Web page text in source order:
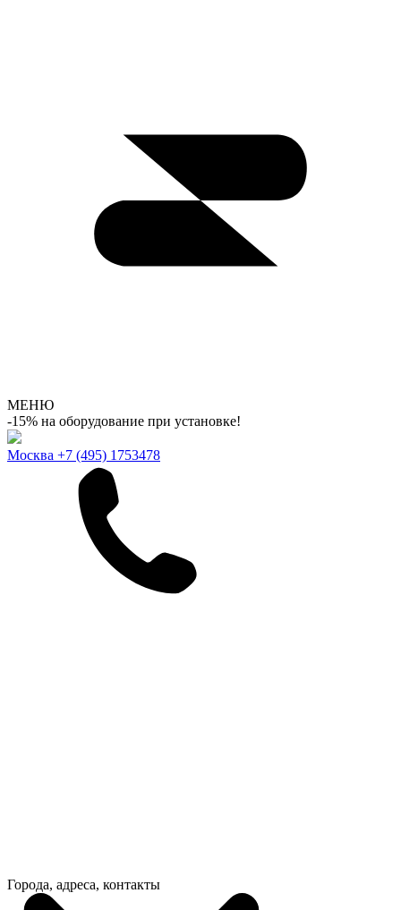
МЕНЮ
-15% на оборудование при установке!
Москва +7 (495) 1753478
Города, адреса, контакты